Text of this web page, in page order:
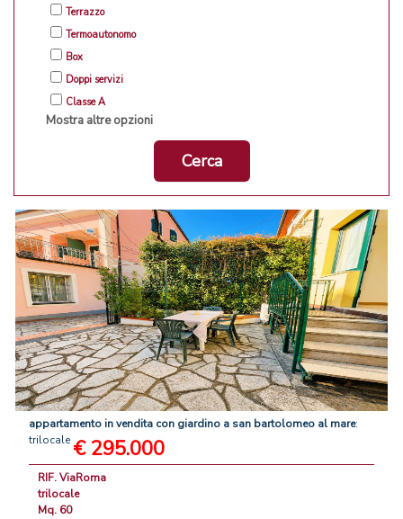
Terrazzo
Termoautonomo
Box
Doppi servizi
Classe A
Mostra altre opzioni
Cerca
appartamento invendita con giardino a san bartolomeo al mare:
trilocale € 295.000
RIF. ViaRoma
trilocale
Mq. 60